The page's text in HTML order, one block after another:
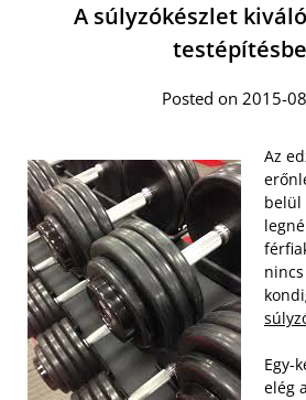
A súlyzókészlet
Posted on 2015-
Az
belül
Egy-
elég